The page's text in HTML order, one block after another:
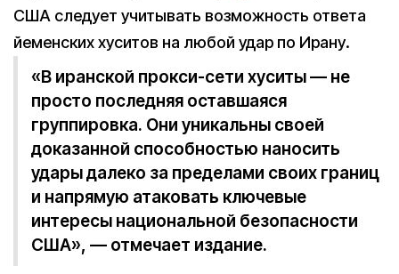
США следует учитывать возможность ответа
йеменских хуситов на любой удар по Ирану.
«В иранской прокси-сети хуситы — не
просто последняя оставшаяся
группировка. Они уникальны своей
доказанной способностью наносить
удары далеко за пределами своих границ
и напрямую атаковать ключевые
интересы национальной безопасности
США», — отмечает издание.